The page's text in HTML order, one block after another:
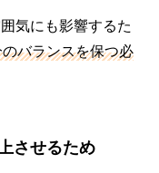
気にも影響するた
バランスを保つ必
させるため